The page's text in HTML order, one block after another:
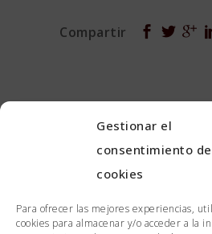
Gestionar el
consentimiento
cookies
Para ofrecer las mejores experiencias,
cookies para almacenar y/o acceder a la